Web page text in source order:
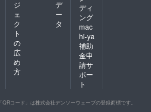
ジ
ェ
ク
ト
の
広
め
方
デ
ー
タ
ディ
ング
mac
hi-ya
補助
金申
請サ
ポー
ト
「QRコード」は株式会社デンソーウェーブの登録商標です。